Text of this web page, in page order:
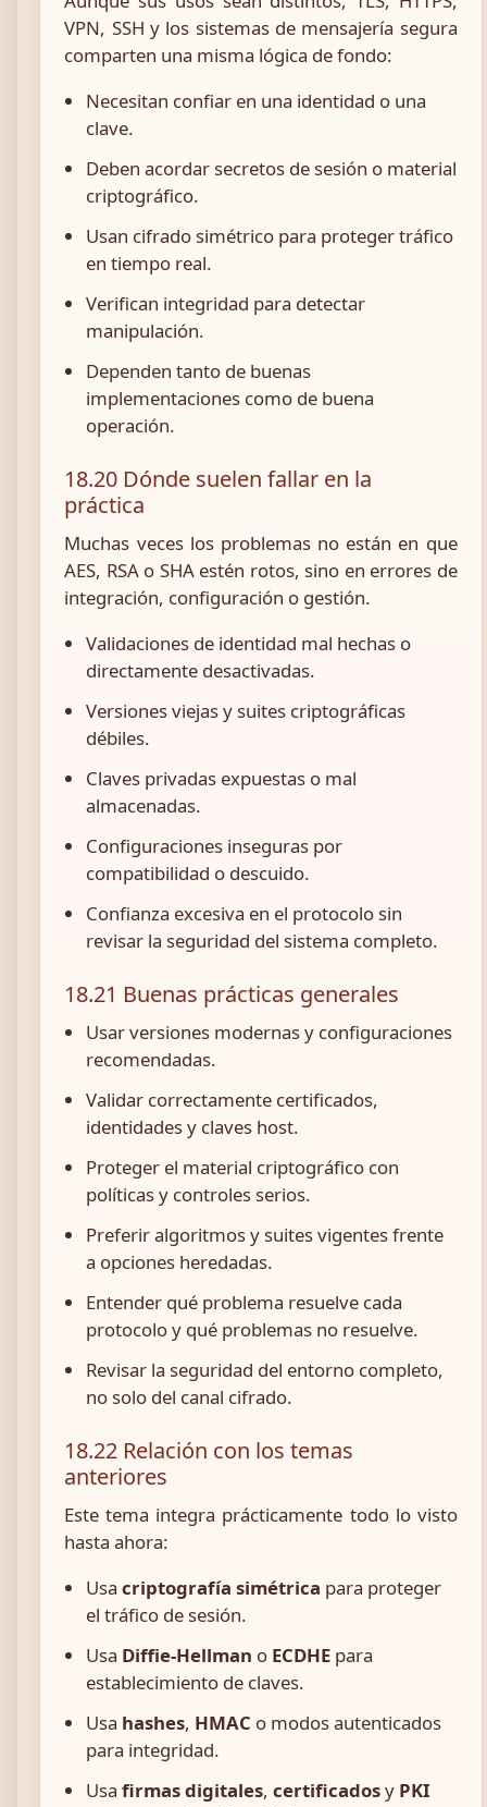
VPN, SSH y los sistemas de mensajería segura
comparten una misma lógica de fondo:
Necesitan confiar en una identidad o una
clave.
Deben acordar secretos de sesión o material
criptográfico.
Usan cifrado simétrico para proteger tráfico
en tiempo real.
Verifican integridad para detectar
manipulación.
Dependen tanto de buenas
implementaciones como de buena
operación.
18.20 Dónde suelen fallar en la
práctica
Muchas veces los problemas no están en que
AES, RSA o SHA estén rotos, sino en errores de
integración, configuración o gestión.
Validaciones de identidad mal hechas o
directamente desactivadas.
Versiones viejas y suites criptográficas
débiles.
Claves privadas expuestas o mal
almacenadas.
Configuraciones inseguras por
compatibilidad o descuido.
Confianza excesiva en el protocolo sin
revisar la seguridad del sistema completo.
18.21 Buenas prácticas generales
Usar versiones modernas y configuraciones
recomendadas.
Validar correctamente certificados,
identidades y claves host.
Proteger el material criptográfico con
políticas y controles serios.
Preferir algoritmos y suites vigentes frente
a opciones heredadas.
Entender qué problema resuelve cada
protocolo y qué problemas no resuelve.
Revisar la seguridad del entorno completo,
no solo del canal cifrado.
18.22 Relación con los temas
anteriores
Este tema integra prácticamente todo lo visto
hasta ahora:
Usacriptografía simétrica para proteger
el tráfico de sesión.
Usa Diffie-Hellman o ECDHE para
establecimiento de claves.
Usa hashes, HMAC o modos autenticados
para integridad.
Usafirmas digitales,certificadosy PKI